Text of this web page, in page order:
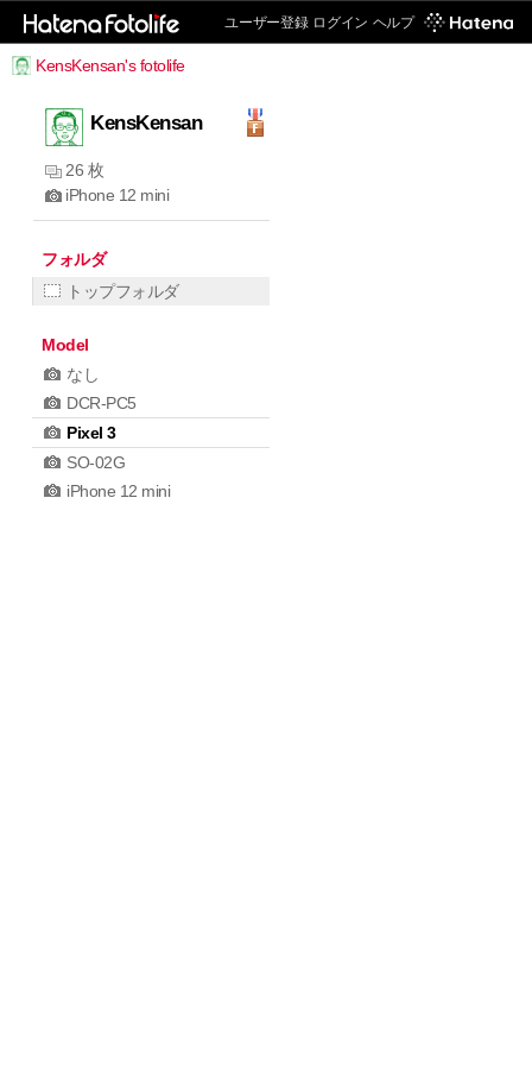
ユーザー登録 ログイン ヘルプ
KensKensan's fotolife
KensKensan
26 枚
iPhone 12 mini
フォルダ
トップフォルダ
Model
なし
DCR-PC5
Pixel 3
SO-02G
iPhone 12 mini